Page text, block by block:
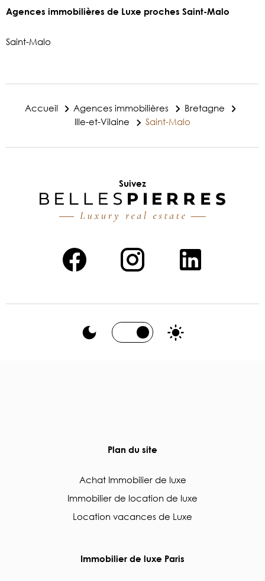
Agences immobilières de Luxe proches Saint-Malo
Saint-Malo
Accueil Agences immobilières
Bretagne
Ille-et-Vilaine
Saint-Malo
Suivez
Plan du site
Achat Immobilier de luxe
Immobilier de location de luxe
Location vacances de Luxe
Immobilier de luxe Paris